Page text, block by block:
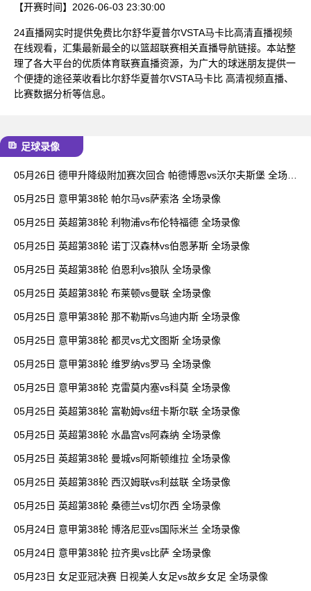
【开赛时间】 2026-06-03 23:30:00
24直播网实时提供免费比尔舒华夏普尔VSTA马卡比高清直播视频
在线观看，汇集最新最全的以篮超联赛相关直播导航链接。本站整
理了各大平台的优质体育联赛直播资源，为广大的球迷朋友提供一
个便捷的途径莱收看比尔舒华夏普尔VSTA马卡比 高清视频直播、
比赛数据分析等信息。
足球录像
05月26日 德甲升降级附加赛次回合 帕德博恩vs沃尔夫斯堡 全场录
05月25日 意甲第38轮 帕尔马vs萨索洛 全场录像
05月25日 英超第38轮 利物浦vs布伦特福德 全场录像
05月25日 英超第38轮 诺丁汉森林vs伯恩茅斯 全场录像
05月25日 英超第38轮 伯恩利vs狼队 全场录像
05月25日 英超第38轮 布莱顿vs曼联 全场录像
05月25日 意甲第38轮 那不勒斯vs乌迪内斯 全场录像
05月25日 意甲第38轮 都灵vs尤文图斯 全场录像
05月25日 意甲第38轮 维罗纳vs罗马 全场录像
05月25日 意甲第38轮 克雷莫内塞vs科莫 全场录像
05月25日 英超第38轮 富勒姆vs纽卡斯尔联 全场录像
05月25日 英超第38轮 水晶宫vs阿森纳 全场录像
05月25日 英超第38轮 曼城vs阿斯顿维拉 全场录像
05月25日 英超第38轮 西汉姆联vs利兹联 全场录像
05月25日 英超第38轮 桑德兰vs切尔西 全场录像
05月24日 意甲第38轮 博洛尼亚vs国际米兰 全场录像
05月24日 意甲第38轮 拉齐奥vs比萨 全场录像
05月23日 女足亚冠决赛 日视美人女足vs故乡女足 全场录像